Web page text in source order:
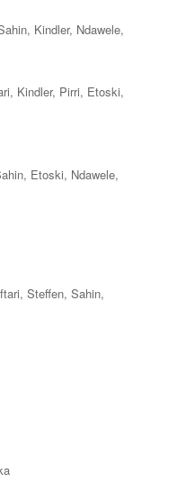
Kindler, Ndawele,
Kindler, Pirri, Etoski,
Etoski, Ndawele,
Steffen, Sahin,